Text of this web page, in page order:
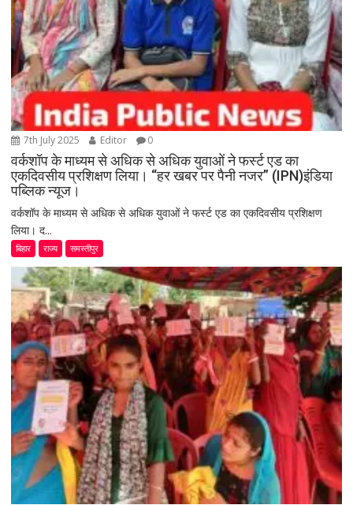
7th July 2025 Editor 0
वर्कशॉप के माध्यम से अधिक से अधिक युवाओं ने फर्स्ट एड का
एकदिवसीय प्रशिक्षण लिया। “हर खबर पर पैनी नजर” (IPN)इंडिया
पब्लिक न्यूज।
वर्कशॉप के माध्यम से अधिक से अधिक युवाओं ने फर्स्ट एड का एकदिवसीय प्रशिक्षण
लिया। द...
बिहार राज्य समस्तीपुर